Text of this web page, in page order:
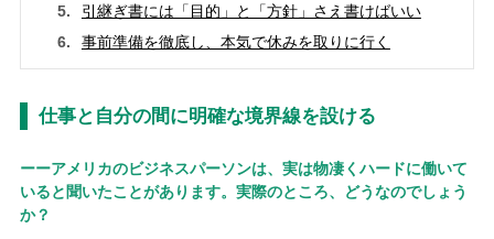
引継ぎ書には「目的」と「方針」さえ書けばいい
事前準備を徹底し、本気で休みを取りに行く
仕事と自分の間に明確な境界線を設ける
ーーアメリカのビジネスパーソンは、実は物凄くハードに働いて
いると聞いたことがあります。実際のところ、どうなのでしょう
か？